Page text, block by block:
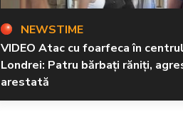
NEWSTIME
VIDEO Atac cu foarfeca în centrul
Londrei: Patru bărbați răniți,
arestată